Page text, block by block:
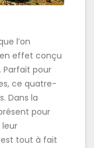
l’on
effet conçu
Parfait pour
ce quatre-
Dans la
pour
leur
est tout à fait